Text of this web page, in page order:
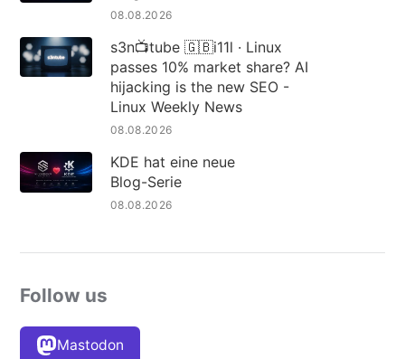
08.08.2026
s3n📺tube 🇬🇧i11l · Linux
passes 10% market share? AI
hijacking is the new SEO -
Linux Weekly News
08.08.2026
KDE hat eine neue
Blog-Serie
08.08.2026
Follow us
Mastodon